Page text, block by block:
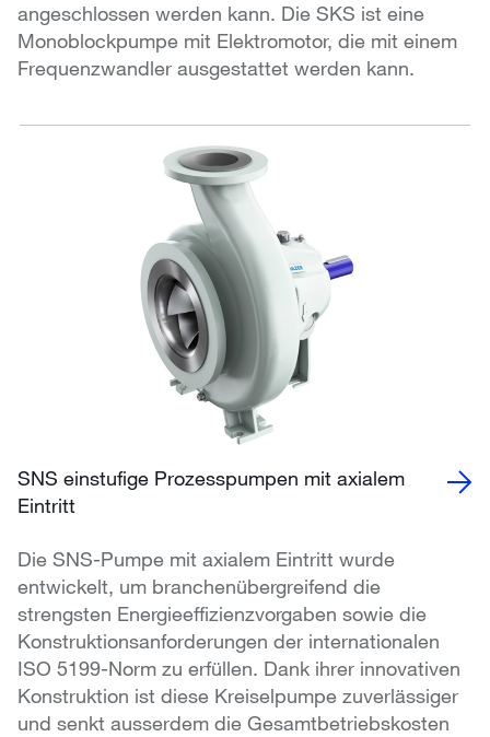
angeschlossen werden kann. Die SKS ist eine
Monoblockpumpe mit Elektromotor, die mit einem
Frequenzwandler ausgestattet werden kann.
SNS einstufige Prozesspumpen mit axialem
Eintritt
Die SNS-Pumpe mit axialem Eintritt wurde
entwickelt, um branchenübergreifend die
strengsten Energieeffizienzvorgaben sowie die
Konstruktionsanforderungen der internationalen
ISO 5199-Norm zu erfüllen. Dank ihrer innovativen
Konstruktion ist diese Kreiselpumpe zuverlässiger
und senkt ausserdem die Gesamtbetriebskosten